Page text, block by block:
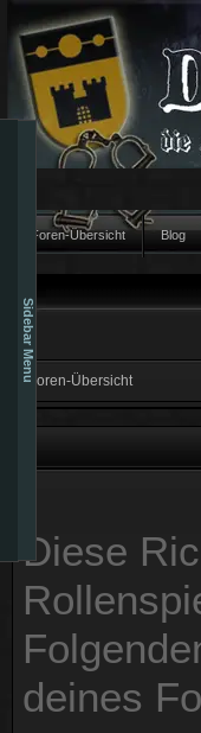
Sidebar Menu
Foren-Übersicht Blog
Foren-Übersicht
Diese
deines